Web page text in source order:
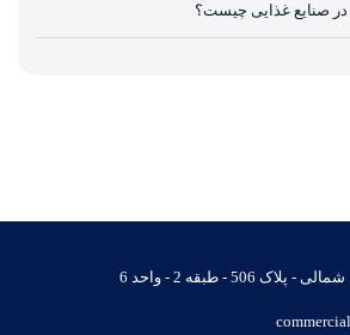
در صنایع غذایی چیست؟
506 - طبقه 2 - واحد 6